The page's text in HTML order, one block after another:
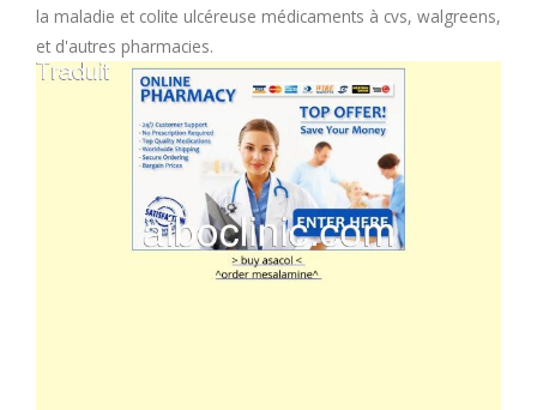
la maladie et colite ulcéreuse médicaments à cvs, walgreens,
et d'autres pharmacies.